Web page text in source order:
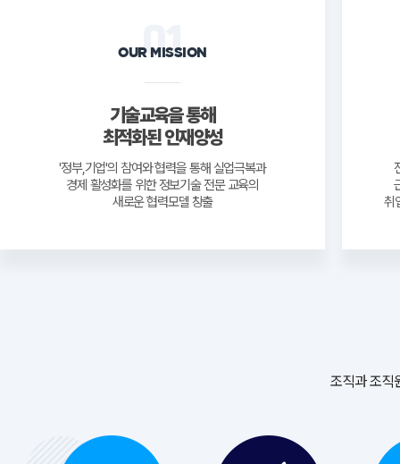
01
OUR MISSION
기술교육을 통해
최적화된 인재양성
'정부,기업'의 참여와 협력을 통해 실업극복과
경제 활성화를 위한 정보기술 전문 교육의
새로운 협력모델 창출
취
조직과 조직